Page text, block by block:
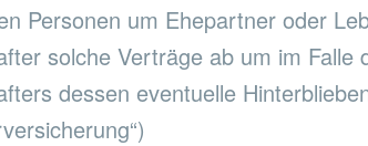
Personen um Ehepartner oder
solche Verträge ab um im Falle
dessen eventuelle